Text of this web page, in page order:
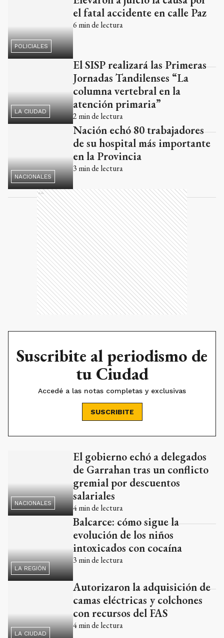
POLICIALES
el fatal accidente en calle Paz
6 min de lectura
LA CIUDAD
El SISP realizará las Primeras
Jornadas Tandilenses “La
columna vertebral en la
atención primaria”
2 min de lectura
NACIONALES
Nación echó 80 trabajadores
de su hospital más importante
en la Provincia
3 min de lectura
Ads
Suscribite al periodismo de
tu Ciudad
Accedé a las notas completas y exclusivas
SUSCRIBITE
NACIONALES
El gobierno echó a delegados
de Garrahan tras un conflicto
gremial por descuentos
salariales
4min de lectura
LA REGIÓN
Balcarce: cómo sigue la
evolución de los niños
intoxicados con cocaína
3 min de lectura
LA CIUDAD
Autorizaron la adquisición de
camas eléctricas y colchones
con recursos del FAS
4min de lectura